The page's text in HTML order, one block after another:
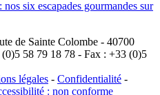
nos six escapades gourmandes sur
de Sainte Colombe - 40700
58 79 18 78 - Fax : +33 (0)5
légales - Confidentialité -
: non conforme